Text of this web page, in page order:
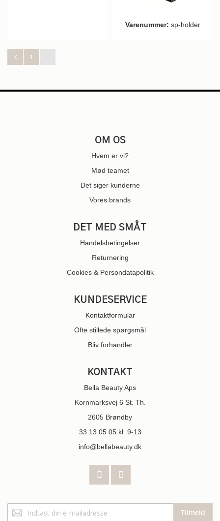
Varenummer: sp-holder
Side Side
Tilbage
Side
1 Du læser i øjeblikket side
2
OM OS
Hvem er vi?
Mød teamet
Det siger kunderne
Vores brands
DET MED SMÅT
Handelsbetingelser
Returnering
Cookies & Persondatapolitik
KUNDESERVICE
Kontaktformular
Ofte stillede spørgsmål
Bliv forhandler
KONTAKT
Bella Beauty Aps
Kornmarksvej 6 St. Th.
2605 Brøndby
33 13 05 05kl. 9-13
info@bellabeauty.dk
Tilmeld
dig
Tilmeld